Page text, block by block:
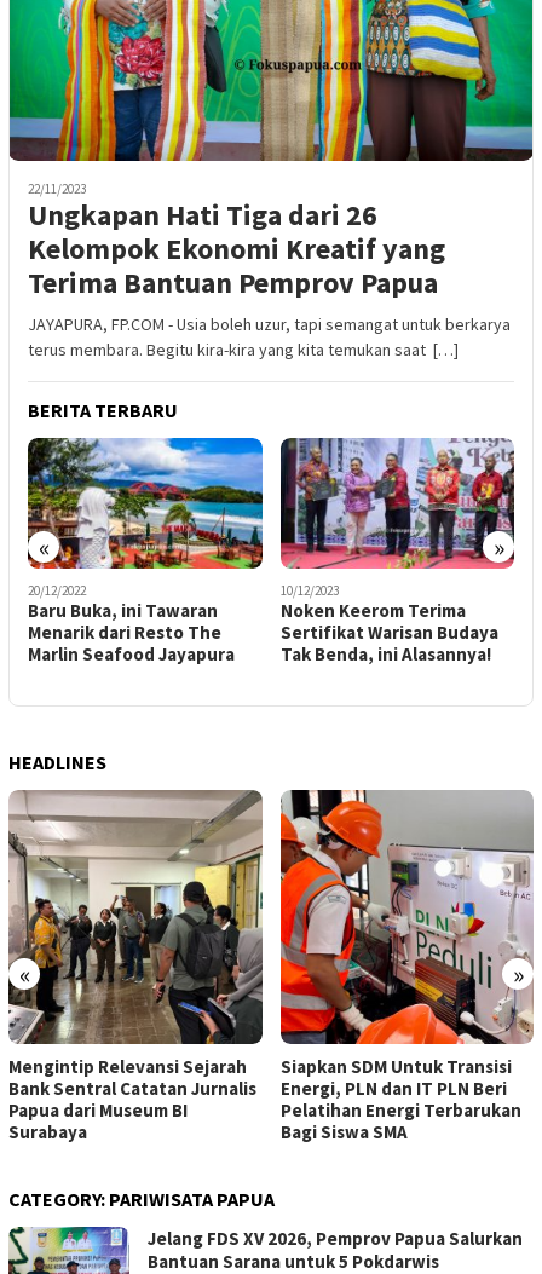
22/11/2023
Ungkapan Hati Tiga dari 26
Kelompok Ekonomi Kreatif yang
Terima Bantuan Pemprov Papua
JAYAPURA, FP.COM - Usia boleh uzur, tapi semangat untuk berkarya
terus membara. Begitu kira-kira yang kita temukan saat […]
BERITA TERBARU
« »
20/12/2022
Baru Buka, ini Tawaran
Menarik dari Resto The
Marlin Seafood Jayapura
10/12/2023
Noken Keerom Terima
Sertifikat Warisan Budaya
Tak Benda, ini Alasannya!
HEADLINES
« »
Mengintip Relevansi Sejarah
Bank Sentral Catatan Jurnalis
Papua dari Museum BI
Surabaya
Siapkan SDM Untuk Transisi
Energi, PLN dan IT PLN Beri
Pelatihan Energi Terbarukan
Bagi Siswa SMA
CATEGORY: PARIWISATA PAPUA
Jelang FDS XV 2026, Pemprov Papua Salurkan
Bantuan Sarana untuk 5 Pokdarwis